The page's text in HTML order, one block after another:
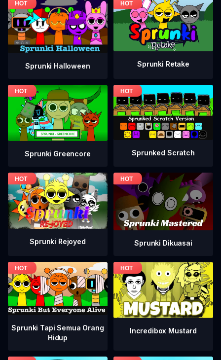
Sprunki Halloween Sprunki Retake
Sprunki Greencore Sprunked Scratch
Sprunki Rejoyed Sprunki Dikuasai
Sprunki Tapi Semua Orang
Hidup
Incredibox Mustard